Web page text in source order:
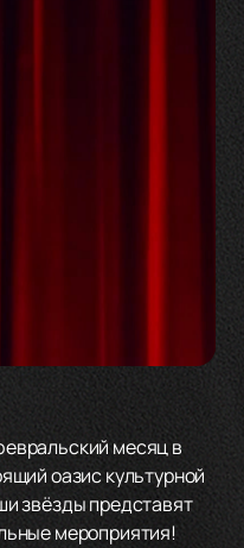
месяц в
оазис культурной
звёзды представят
мероприятия!